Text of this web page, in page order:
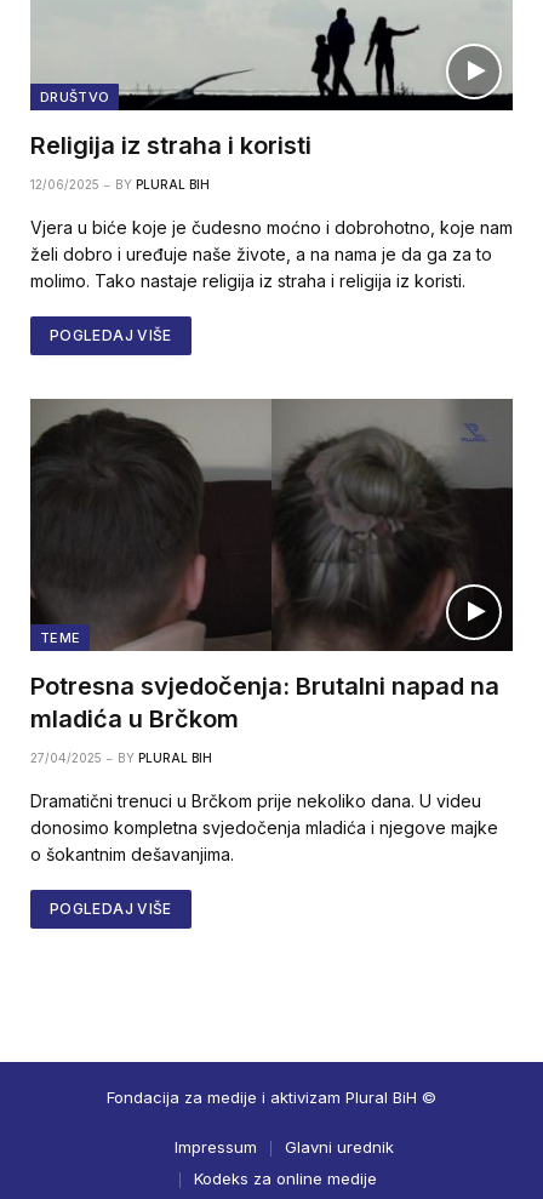
DRUŠTVO
Religija iz straha i koristi
12/06/2025 BY PLURAL BIH
Vjera u biće koje je čudesno moćno i dobrohotno, koje nam
želi dobro i uređuje naše živote, a na nama je da ga za to
molimo. Tako nastaje religija iz straha i religija iz koristi.
POGLEDAJ VIŠE
TEME
Potresna svjedočenja: Brutalni napad na
mladića u Brčkom
27/04/2025 BY PLURAL BIH
Dramatični trenuci u Brčkom prije nekoliko dana. U videu
donosimo kompletna svjedočenja mladića i njegove majke
o šokantnim dešavanjima.
POGLEDAJ VIŠE
Fondacija za medije i aktivizam Plural BiH ©
Impressum
Glavni urednik
Kodeks za online medije